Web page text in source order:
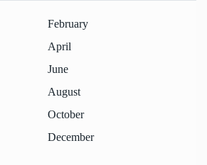
February
April
June
August
October
December